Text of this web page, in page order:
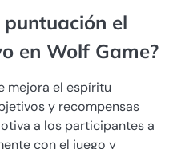
el
en Wolf Game?
mejora el espíritu
y recompensas
a los participantes a
con el juego y